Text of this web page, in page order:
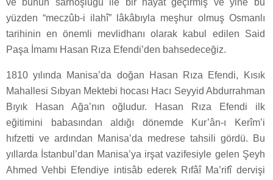
ve bunun sarhoşluğu ile bir hayat geçirmiş ve yine bu
yüzden “meczûb-i ilahî” lâkâbıyla meşhur olmuş Osmanlı
tarihinin en önemli mevlidhanı olarak kabul edilen Said
Paşa İmamı Hasan Rıza Efendi’den bahsedeceğiz.
1810 yılında Manisa’da doğan Hasan Rıza Efendi, Kısık
Mahallesi Sıbyan Mektebi hocası Hacı Seyyid Abdurrahman
Bıyık Hasan Ağa’nın oğludur. Hasan Rıza Efendi ilk
eğitimini babasından aldığı dönemde Kur’ân-ı Kerîm’i
hıfzetti ve ardından Manisa’da medrese tahsili gördü. Bu
yıllarda İstanbul’dan Manisa’ya irşat vazifesiyle gelen Şeyh
Ahmed Vehbi Efendiye intisâb ederek Rıfâî Ma’rifî dervişi